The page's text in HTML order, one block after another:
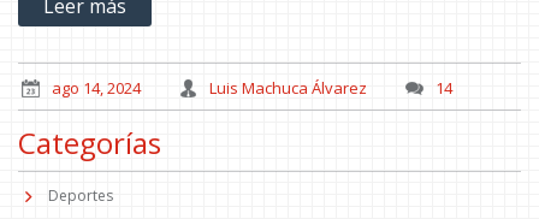
Leer más
ago 14, 2024 Luis Machuca Álvarez 14
Categorías
Deportes